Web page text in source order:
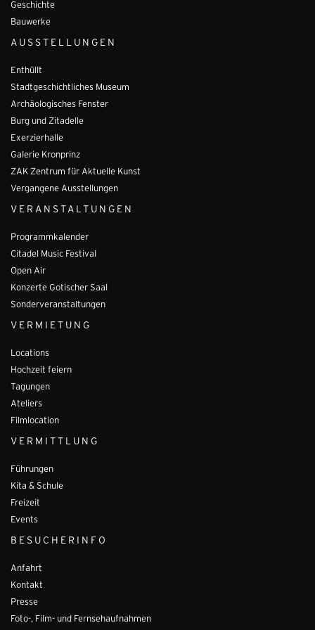
Geschichte
Bauwerke
AUSSTELLUNGEN
Enthüllt
Stadtgeschichtliches Museum
Archäologisches Fenster
Burg und Zitadelle
Exerzierhalle
Galerie Kronprinz
ZAK Zentrum für Aktuelle Kunst
Vergangene Ausstellungen
VERANSTALTUNGEN
Programmkalender
Citadel Music Festival
Open Air
Konzerte Gotischer Saal
Sonderveranstaltungen
VERMIETUNG
Locations
Hochzeit feiern
Tagungen
Ateliers
Filmlocation
VERMITTLUNG
Führungen
Kita & Schule
Freizeit
Events
BESUCHERINFO
Anfahrt
Kontakt
Presse
Foto-, Film- und Fernsehaufnahmen